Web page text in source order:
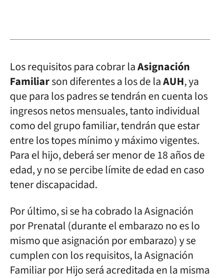
Los requisitos para cobrar laAsignación
Familiarson diferentes a los de laAUH, ya
que para los padres se tendrán en cuenta los
ingresos netos mensuales, tanto individual
como del grupo familiar, tendrán que estar
entre los topes mínimo y máximo vigentes.
Para el hijo, deberá ser menor de 18 años de
edad, y no se percibe límite de edad en caso
tener discapacidad.
Por último, si se ha cobrado la Asignación
por Prenatal (durante el embarazo no es lo
mismo que asignación por embarazo) y se
cumplen con los requisitos, la Asignación
Familiar por Hijo será acreditada en la misma